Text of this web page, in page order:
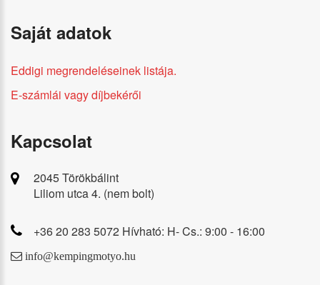
Saját adatok
Eddigi megrendeléseinek listája.
E-számlái vagy díjbekérői
Kapcsolat
2045 Törökbálint
Liliom utca 4. (nem bolt)
+36 20 283 5072 Hívható: H- Cs.: 9:00 - 16:00
info@kempingmotyo.hu